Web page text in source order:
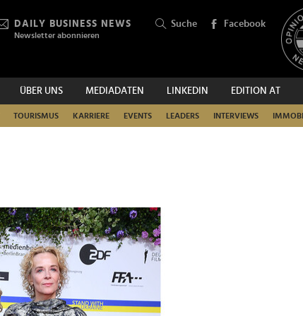
DAILY BUSINESS NEWS
Newsletter abonnieren
Suche Facebook
ÜBER UNS MEDIADATEN LINKEDIN EDITION AT
TOURISMUS KARRIERE EVENTS LEADERS INTERVIEWS
SUCHEN